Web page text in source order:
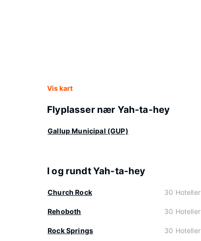
Vis kart
Flyplasser nær Yah-ta-hey
Gallup Municipal (GUP)
I og rundt Yah-ta-hey
Church Rock 30 Hoteller
Rehoboth 30 Hoteller
Rock Springs 30 Hoteller